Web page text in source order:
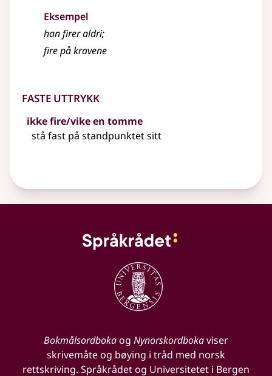
Eksempel
hanfireraldri;
firepå kravene
Faste uttrykk
ikke fire/vike en tomme
stå fast på standpunktet sitt
Bokmålsordbokaog Nynorskordbokaviser
skrivemåte og bøying i tråd med norsk
rettskriving. Språkrådet og Universitetet i Bergen